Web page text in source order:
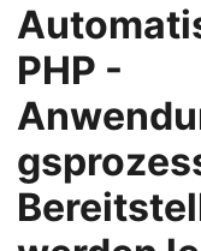
PHP -